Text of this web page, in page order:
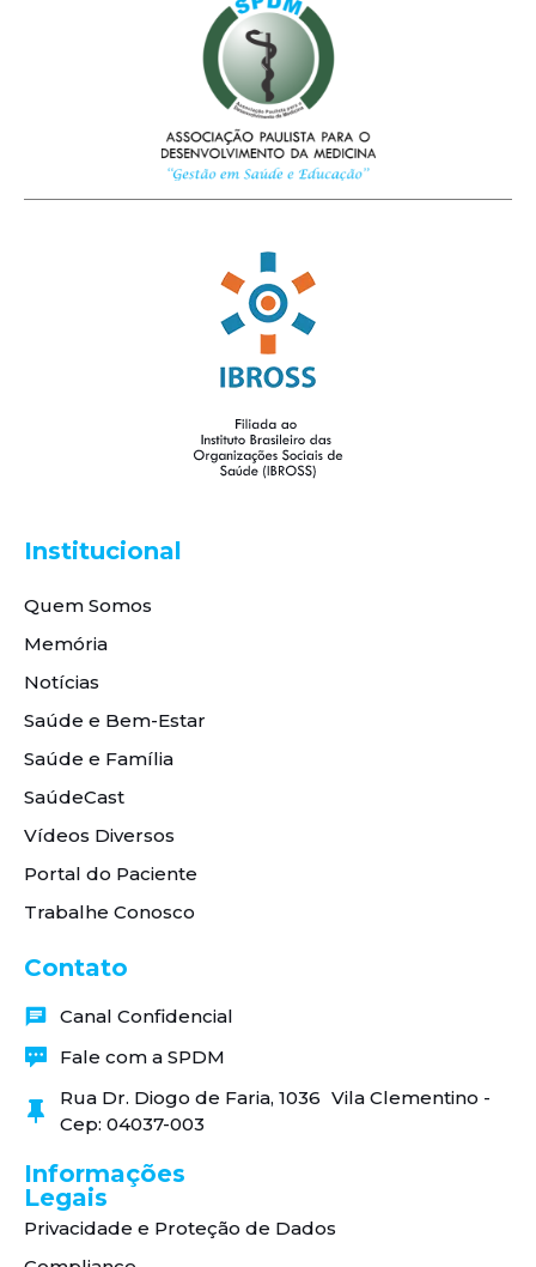
Institucional
Quem Somos
Memória
Notícias
Saúde e Bem-Estar
Saúde e Família
SaúdeCast
Vídeos Diversos
Portal do Paciente
Trabalhe Conosco
Contato
Canal Confidencial
Fale com a SPDM
Rua Dr. Diogo de Faria, 1036 Vila Clementino -
Cep: 04037-003
Informações
Legais
Privacidade e Proteção de Dados